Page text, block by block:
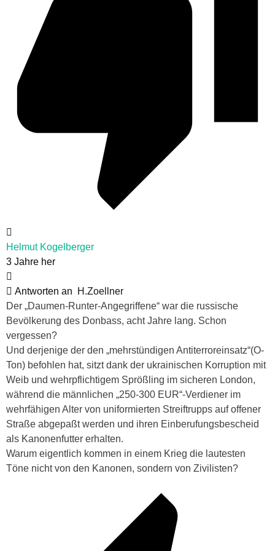
Helmut Kogelberger
3 Jahre her
Antworten an
H.Zoellner
Der „Daumen-Runter-Angegriffene“ war die russische
Bevölkerung des Donbass, acht Jahre lang. Schon
vergessen?
Und derjenige der den „mehrstündigen Antiterroreinsatz“(O-
Ton) befohlen hat, sitzt dank der ukrainischen Korruption mit
Weib und wehrpflichtigem Sprößling im sicheren London,
während die männlichen „250-300 EUR“-Verdiener im
wehrfähigen Alter von uniformierten Streiftrupps auf offener
Straße abgepaßt werden und ihren Einberufungsbescheid
als Kanonenfutter erhalten.
Warum eigentlich kommen in einem Krieg die lautesten
Töne nicht von den Kanonen, sondern von Zivilisten?